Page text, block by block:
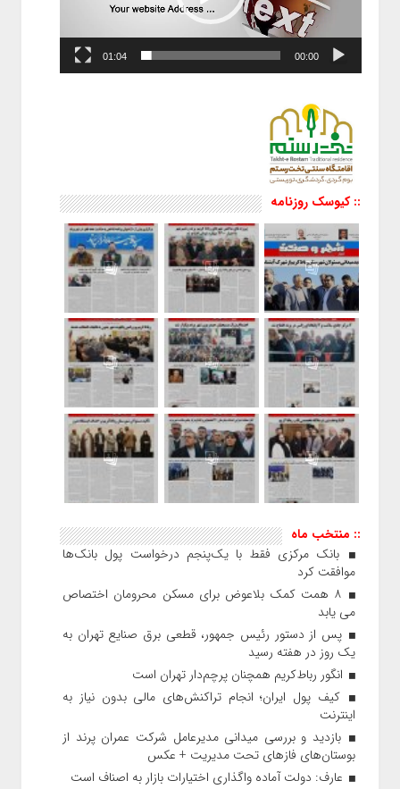
00:00
01:04
:: کیوسک روزنامه
:: منتخب ماه
بانک مرکزی فقط با یک‌‎پنجم درخواست پول بانک‌ها
موافقت کرد
۸ همت کمک بلاعوض برای مسکن محرومان اختصاص
می یابد
پس از دستور رئیس‌ جمهور، قطعی برق صنایع تهران به
یک روز در هفته رسید
انگور رباط‌کریم همچنان پرچم‌دار تهران است
کیف پول ایران؛ انجام تراکنش‌های مالی بدون نیاز به
اینترنت
بازدید و بررسی میدانی مدیرعامل شرکت عمران پرند از
بوستان‌های فازهای تحت مدیریت + عکس
عارف: دولت آماده واگذاری اختیارات بازار به اصناف است